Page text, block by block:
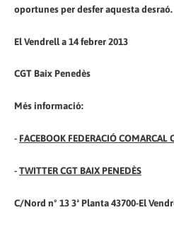
oportunes per desfer aquesta desraó.
El Vendrell a 14 febrer 2013
CGT Baix Penedès
Més informació:
- FACEBOOK FEDERACIÓ COMARCAL
-TWITTER CGT BAIX PENEDÈS
C/Nord nº 13 3ª Planta 43700-El